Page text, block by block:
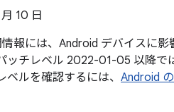
10 日
報には、Android デバイスに
ッチレベル 2022-01-05 以降で
ルを確認するには、 Android